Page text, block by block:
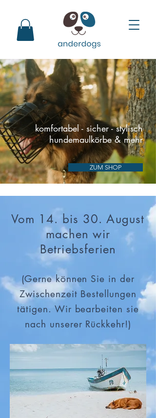
komfortabel - sicher - stylisch
hundemaulkörbe & mehr
ZUM SHOP
Vom 14. bis 30. August
machen wir
Betriebsferien
(Gerne können Sie in der
Zwischenzeit Bestellungen
tätigen. Wir bearbeiten sie
nach unserer Rückkehr!)